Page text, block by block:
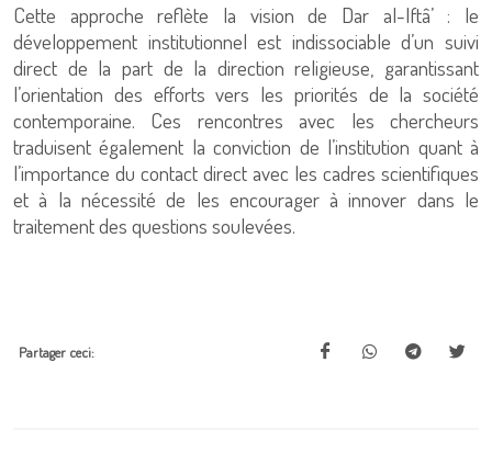
Cette approche reflète la vision de Dar al-Iftâ’ : le
développement institutionnel est indissociable d’un suivi
direct de la part de la direction religieuse, garantissant
l’orientation des efforts vers les priorités de la société
contemporaine. Ces rencontres avec les chercheurs
traduisent également la conviction de l’institution quant à
l’importance du contact direct avec les cadres scientifiques
et à la nécessité de les encourager à innover dans le
traitement des questions soulevées.
Partager ceci: